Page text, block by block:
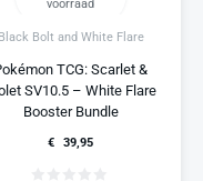
voorraad
Black Bolt and White Flare
TCG: Scarlet &
SV10.5 – White Flare
Booster Bundle
€ 39,95